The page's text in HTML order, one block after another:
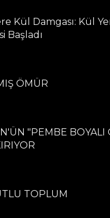
Kül Damgası: Kül
Başladı
ÖMÜR
"PEMBE BOYALI
TOPLUM